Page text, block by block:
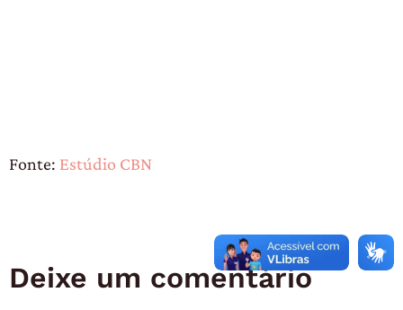
Fonte: Estúdio CBN
Deixe um comentário